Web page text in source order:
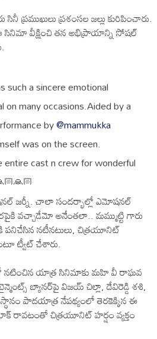
ప్రముఖులు ప్రశంసల జల్లు కురిపించారు.
సినిమా వీక్షించి తన అభిప్రాయాన్ని సోషల్‌
a sincere emotional
on many occasions.Aided by a
by@mammukka
was on the screen.
cast n crew for wonderful
February 11, 2019
జర్నీ. చాలా సందర్భాల్లో ఎమోషనల్‌
వచ్చాడేమో అనేంతలా.. మమ్ముట్టి గారు
పనిచేసిన నటీనటులు, చిత్రయూనిట్‌
ట్వీట్‌ చేశారు.
నటించిన యాత్ర సినిమాకు మహి వీ రాఘవ
బ్యానర్‌పై విజయ్‌ చిల్లా, దేవిరెడ్డి శశి,
పాదయాత్ర నేపథ్యంలో తెరకెక్కిన ఈ
చిత్రయూనిట్‌ హర్షం వ్యక్తం